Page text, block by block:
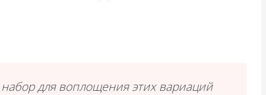
для воплощения этих вариаций